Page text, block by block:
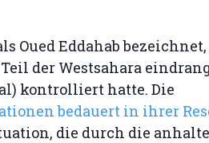
Oued Eddahab
der Westsahara
kontrolliert hatte. Die
bedauert in ihrer
die durch die